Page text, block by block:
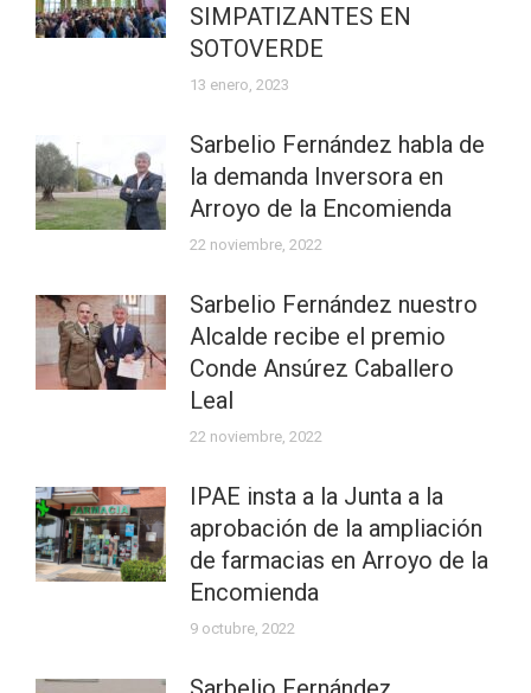
SIMPATIZANTES EN
SOTOVERDE
13 enero, 2023
Sarbelio Fernández habla de
la demanda Inversora en
Arroyo de la Encomienda
22 noviembre, 2022
Sarbelio Fernández nuestro
Alcalde recibe el premio
Conde Ansúrez Caballero
Leal
22 noviembre, 2022
IPAE insta a la Junta a la
aprobación de la ampliación
de farmacias en Arroyo de la
Encomienda
9 octubre, 2022